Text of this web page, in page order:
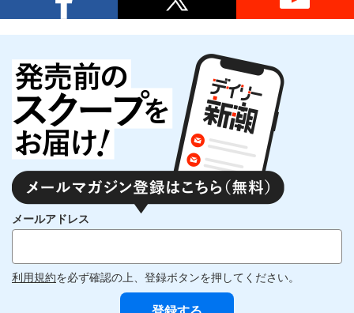
メールアドレス
利用規約を必ず確認の上、登録ボタンを押してください。